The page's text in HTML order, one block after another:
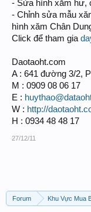
- Sửa hình xăm hư,
- Chỉnh sửa mẫu
hình xăm Chân
Click để tham gia
Daotaoht.com
A : 641 đường 3/2,
M : 0909 08 06 17
E :
W : http://
H : 0934 48 48 17
27/12/11
Forum Khu Vực Mua